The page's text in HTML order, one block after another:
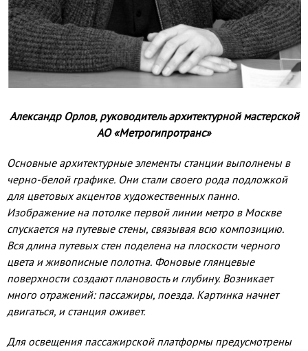
Александр Орлов, руководитель архитектурной мастерской
АО «Метрогипротранс»
Основные архитектурные элементы станции выполне­ны в
черно-белой графике. Они стали своего рода подложкой
для цветовых акцентов художествен­ных панно.
Изображение на потолке первой линии метро в Москве
спускается на путевые стены, свя­зывая всю композицию.
Вся длина путевых стен по­делена на плоскости черного
цвета и живописные полотна. Фоновые глянцевые
поверхности созда­ют плановость и глубину. Возникает
много отра­жений: пассажиры, поезда. Картинка начнет
дви­гаться, и станция оживет.
Для освещения пассажирской платформы предусмотрены